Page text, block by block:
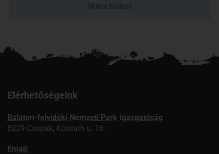
Nincs találat
Elérhetőségeink
Balaton-felvidéki Nemzeti Park Igazgatóság
8229 Csopak, Kossuth u. 16.
Email: